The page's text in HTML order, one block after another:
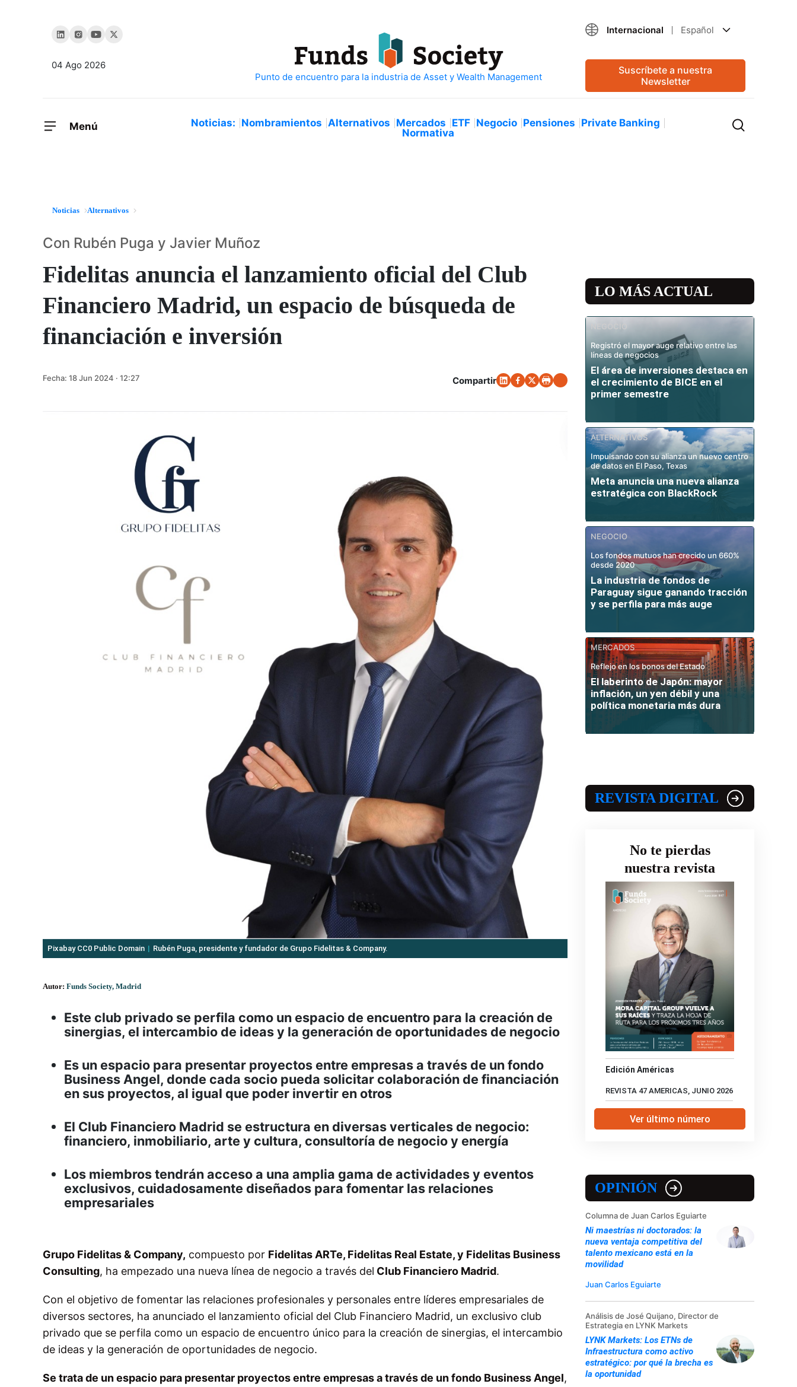
04 Ago 2026
Internacional Español
Suscríbete a nuestra
Newsletter
Menú Noticias: Nombramientos Alternativos Mercados ETF Negocio Pensiones Private Banking
Normativa
Noticias Alternativos
Fidelitas anuncia el lanzamiento oficial del Club
Financiero Madrid, un espacio de búsqueda de
financiación e inversión
Con Rubén Puga y Javier Muñoz
Fecha: 18 Jun 2024 · 12:27 Compartir
Pixabay CC0 Public Domain Rubén Puga, presidente y fundador de Grupo Fidelitas & Company.
Autor: Funds Society, Madrid
Este club privado se perfila como un espacio de encuentro para la creación de
sinergias, el intercambio de ideas y la generación de oportunidades de negocio
Es un espacio para presentar proyectos entre empresas a través de un fondo
Business Angel, donde cada socio pueda solicitar colaboración de financiación
en sus proyectos, al igual que poder invertir en otros
El Club Financiero Madrid se estructura en diversas verticales de negocio:
financiero, inmobiliario, arte y cultura, consultoría de negocio y energía
Los miembros tendrán acceso a una amplia gama de actividades y eventos
exclusivos, cuidadosamente diseñados para fomentar las relaciones
empresariales
Grupo Fidelitas & Company, compuesto por Fidelitas ARTe, Fidelitas Real Estate, y Fidelitas Business
Consulting, ha empezado una nueva línea de negocio a través del Club Financiero Madrid.
Con el objetivo de fomentar las relaciones profesionales y personales entre líderes empresariales de
diversos sectores, ha anunciado el lanzamiento oficial del Club Financiero Madrid, un exclusivo club
privado que se perfila como un espacio de encuentro único para la creación de sinergias, el intercambio
de ideas y la generación de oportunidades de negocio.
Se trata de un espacio para presentar proyectos entre empresas a través de un fondo Business Angel,
LO MÁS ACTUAL
NEGOCIO
Registró el mayor auge relativo entre las
líneas de negocios
El área de inversiones destaca en
el crecimiento de BICE en el
primer semestre
ALTERNATIVOS
Impulsando con su alianza un nuevo centro
de datos en El Paso, Texas
Meta anuncia una nueva alianza
estratégica con BlackRock
NEGOCIO
Los fondos mutuos han crecido un 660%
desde 2020
La industria de fondos de
Paraguay sigue ganando tracción
y se perfila para más auge
MERCADOS
Reflejo en los bonos del Estado
El laberinto de Japón: mayor
inflación, un yen débil y una
política monetaria más dura
REVISTA DIGITAL
No te pierdas
nuestra revista
Edición Américas
REVISTA 47 AMERICAS, JUNIO 2026
Ver último número
OPINIÓN
Columna de Juan Carlos Eguiarte
Ni maestrías ni doctorados: la
nueva ventaja competitiva del
talento mexicano está en la
movilidad
Juan Carlos Eguiarte
Análisis de José Quijano, Director de
Estrategia en LYNK Markets
LYNK Markets: Los ETNs de
Infraestructura como activo
estratégico: por qué la brecha es
la oportunidad